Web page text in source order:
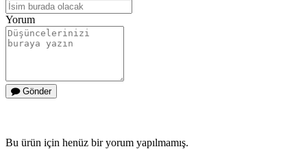
Yorum
Gönder
Bu ürün için henüz bir yorum yapılmamış.